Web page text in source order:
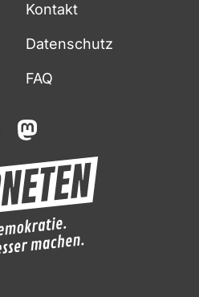
Kontakt
Datenschutz
FAQ
mastodon